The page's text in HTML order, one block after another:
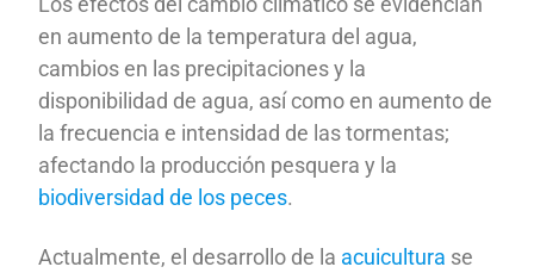
en aumento de la temperatura del agua,
cambios en las precipitaciones y la
disponibilidad de agua, así como en aumento de
la frecuencia e intensidad de las tormentas;
afectando la producción pesquera y la
biodiversidad de los peces.
Actualmente, el desarrollo de la acuicultura se